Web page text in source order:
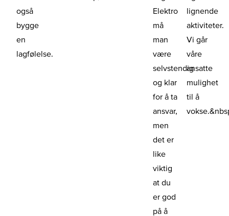
også
bygge
en
lagfølelse.
Elektro
må
man
være
selvstendig
og klar
for å ta
ansvar,
men
det er
like
viktig
at du
er god
på å
lignende
aktiviteter.
Vi går
våre
ansatte
mulighet
til å